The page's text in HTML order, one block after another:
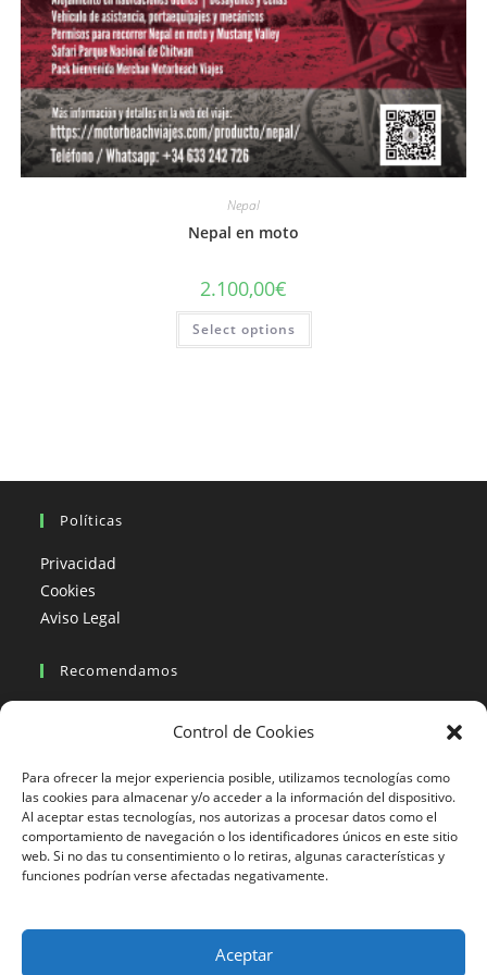
Control de Cookies
Para ofrecer la mejor experiencia posible, utilizamos tecnologías como
las cookies para almacenar y/o acceder a la información del dispositivo.
Al aceptar estas tecnologías, nos autorizas a procesar datos como el
comportamiento de navegación o los identificadores únicos en este sitio
web. Si no das tu consentimiento o lo retiras, algunas características y
funciones podrían verse afectadas negativamente.
Aceptar
Nepal
Nepal en moto
2.100,00€
Select options
Políticas
Privacidad
Cookies
Aviso Legal
Recomendamos
Viajes en moto organizados
Blogs viajes en moto
Más Visto
Viajes en moto India